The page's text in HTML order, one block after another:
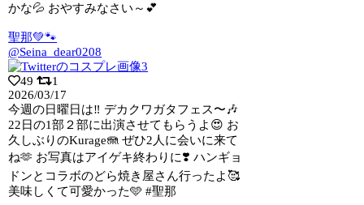
かな💦 おやすみなさい～💕
聖那💚🐾
@Seina_dear0208
49
1
2026/03/17
今週の日曜日は‼️ デカクワガタフェス〜🎶
22日の1部２部に出演させてもらうよ 😍 お
久しぶりのKurage🪼 ぜひ2人に会いに来て
ね🫶 お写真はアイゲキ終わりに❣️ ハンギョ
ドンとコラボのどら焼き屋さん行ったよ🥰
美味しくて可愛かった🩵 #聖那